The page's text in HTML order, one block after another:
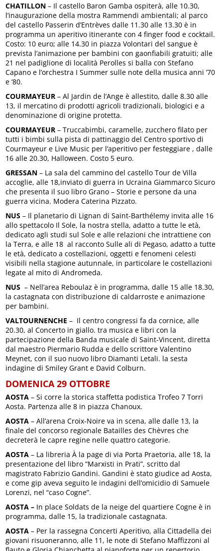
CHATILLON – Il castello Baron Gamba ospiterà, alle 10.30,
l’inaugurazione della mostra Rammendi ambientali; al parco
del castello Passerin d’Entrèves dalle 11.30 alle 13.30 è in
programma un aperitivo itinerante con 4 finger food e cocktail.
Costo: 10 euro; alle 14.30 in piazza Volontari del sangue è
prevista l’animazione per bambini con gaonfiabili gratuiti; alle
21 nel padiglione di località Perolles si balla con Stefano
Capano e l’orchestra I Summer sulle note della musica anni ’70
e ’80.
COURMAYEUR – Al Jardin de l’Ange è allestito, dalle 8.30 alle
13, il mercatino di prodotti agricoli tradizionali, biologici e a
denominazione di origine protetta.
COURMAYEUR – Truccabimbi, caramelle, zucchero filato per
tutti i bimbi sulla pista di pattinaggio del Centro sportivo di
Courmayeur e Live Music per l’aperitivo per festeggiare , dalle
16 alle 20.30, Halloween. Costo 5 euro.
GRESSAN – La sala del cammino del castello Tour de Villa
accoglie, alle 18,inviato di guerra in Ucraina Giammarco Sicuro
che presenta il suo libro Grano – Storie e persone da una
guerra vicina. Modera Caterina Pizzato.
NUS – Il planetario di Lignan di Saint-Barthélemy invita alle 16
allo spettacolo Il Sole, la nostra stella, adatto a tutte le età,
dedicato agli studi sul Sole e alle relazioni che intrattiene con
la Terra, e alle 18 al racconto Sulle ali di Pegaso, adatto a tutte
le età, dedicato a costellazioni, oggetti e fenomeni celesti
visibili nella stagione autunnale, in particolare le costellazioni
legate al mito di Andromeda.
NUS – Nell’area Reboulaz è in programma, dalle 15 alle 18.30,
la castagnata con distribuzione di caldarroste e animazione
per bambini.
VALTOURNENCHE – Il centro congressi fa da cornice, alle
20.30, al Concerto in giallo. tra musica e libri con la
partecipazione della Banda musicale di Saint-Vincent, diretta
dal maestro Piermario Rudda e dello scrittore Valentino
Meynet, con il suo nuovo libro Diamanti Letali. la sesta
indagine di Smiley Grant e David Colburn.
DOMENICA 29 OTTOBRE
AOSTA – Si corre la storica staffetta podistica Trofeo 7 Torri
Aosta. Partenza alle 8 in piazza Chanoux.
AOSTA – All’arena Croix-Noire va in scena, alle dalle 13, la
finale del concorso regionale Batailles des Chèvres che
decreterà le capre regine nelle quattro categorie.
AOSTA – La libreria À la page di via Porta Praetoria, alle 18, la
presentazione del libro “Marxisti in Prati”, scritto dal
magistrato Fabrizio Gandini. Gandini è stato giudice ad Aosta,
e come gip aveva seguito le indagini dell’omicidio di Samuele
Lorenzi, nel “caso Cogne”.
AOSTA – In place Soldats de la neige del quartiere Cogne è in
programma, dalle 15, la tradizionale castagnata.
AOSTA – Per la rassegna Concerti Aperitivo, alla Cittadella dei
giovani risuoneranno, alle 11, le note di Stefano Maffizzoni al